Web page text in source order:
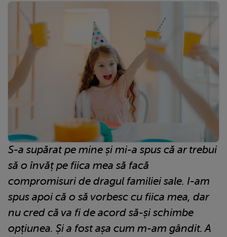
S-a supărat pe mine și mi-a spus că ar trebui
să o învăț pe fiica mea să facă
compromisuri de dragul familiei sale. I-am
spus apoi că o să vorbesc cu fiica mea, dar
nu cred că va fi de acord să-și schimbe
opțiunea. Și a fost așa cum m-am gândit. A